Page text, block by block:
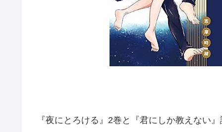
『夜にとろける』2巻と『君にしか教えない